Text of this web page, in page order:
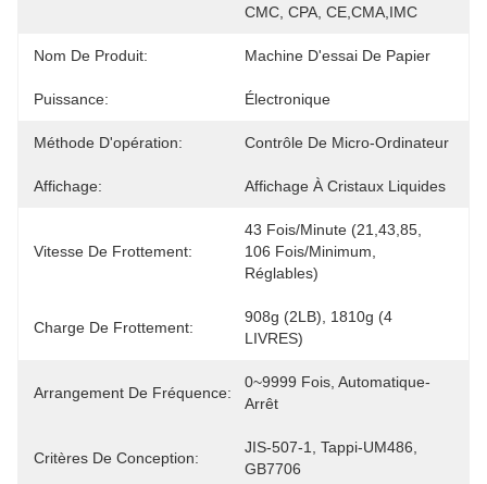
CMC, CPA, CE,CMA,IMC
Nom De Produit: Machine D'essai De Papier
Puissance: Électronique
Méthode D'opération: Contrôle De Micro-Ordinateur
Affichage: Affichage À Cristaux Liquides
Vitesse De Frottement:
43 Fois/minute (21,43,85,
106 Fois/minimum,
Réglables)
Charge De Frottement:
908g (2LB), 1810g (4
LIVRES)
Arrangement De Fréquence:
0~9999 Fois, Automatique-
Arrêt
Critères De Conception:
JIS-507-1, Tappi-UM486,
GB7706